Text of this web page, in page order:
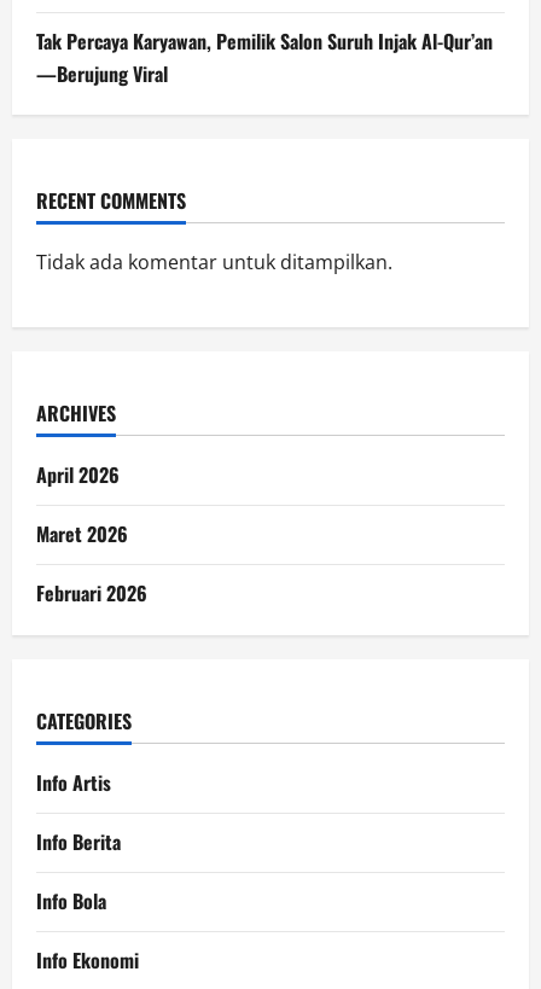
Tak Percaya Karyawan, Pemilik Salon Suruh Injak Al-Qur’an
—Berujung Viral
RECENT COMMENTS
Tidak ada komentar untuk ditampilkan.
ARCHIVES
April 2026
Maret 2026
Februari 2026
CATEGORIES
Info Artis
Info Berita
Info Bola
Info Ekonomi